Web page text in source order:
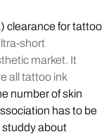
clearance for tattoo
short
market. It
all tattoo ink
number of skin
has to be
studdy about